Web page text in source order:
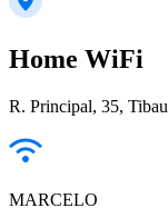
Home WiFi
R. Principal, 35,
MARCELO